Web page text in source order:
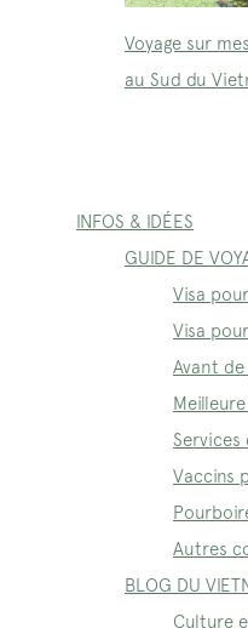
Voyage sur
au Sud du
INFOS & IDÉES
GUIDE DE
Visa
Visa
Avant
Services
Vaccins
Autres
BLOG DU
Culture